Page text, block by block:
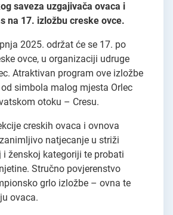
saveza uzgajivača ovaca i
na 17. izložbu creske ovce.
2025. održat će se 17. po
ovce, u organizaciji udruge
Atraktivan program ove izložbe
simbola malog mjesta Orlec
otoku – Cresu.
creskih ovaca i ovnova
natjecanje u striži
ženskoj kategoriji te probati
Stručno povjerenstvo
grlo izložbe – ovna te
ovaca.